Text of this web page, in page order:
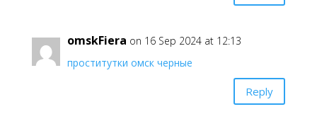
omskFiera on 16 Sep 2024 at 12:13
проститутки омск черные
Reply